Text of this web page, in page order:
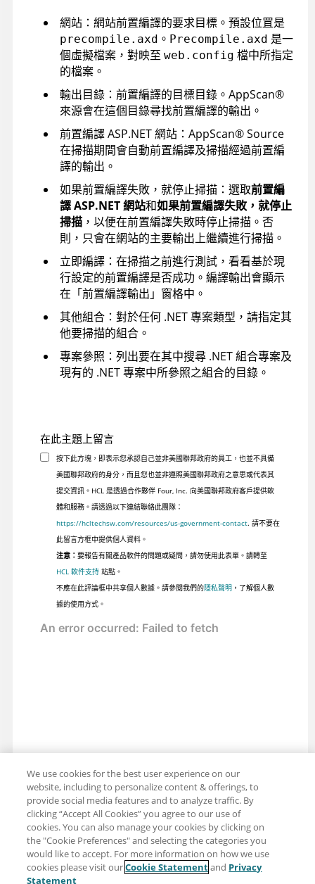
網站：網站前置編譯的要求目標。預設位罝是
precompile.axd 。 Precompile.axd 是一
個虛擬檔案，對映至 web.config 檔中所指定
的檔案。
輸出目錄：前置編譯的目標目錄。 AppScan®
來源會在這個目錄尋找前置編譯的輸出。
前置編譯 ASP.NET 網站： AppScan®Source
在掃描期間會自動前置編譯及掃描經過前置編
譯的輸出。
如果前置編譯失敗，就停止掃描：選取前置編
譯 ASP.NET 網站和如果前置編譯失敗，就停止
掃描 ，以便在前置編譯失敗時停止掃描。否
則，只會在網站的主要輸出上繼續進行掃描。
立即編譯：在掃描之前進行測試，看看基於現
行設定的前置編譯是否成功。編譯輸出會顯示
在「前置編譯輸出」窗格中。
其他組合：對於任何 .NET 專案類型，請指定其
他要掃描的組合。
專案參照：列出要在其中搜尋 .NET 組合專案及
現有的 .NET 專案中所參照之組合的目錄。
在此主題上留言
按下此方塊，即表示您承認自己並非美國聯邦政府的員工，也並不具備
美國聯邦政府的身分，而且您也並非遵照美國聯邦政府之意思或代表其
提交資訊。HCL 是透過合作夥伴 Four, Inc. 向美國聯邦政府客戶提供軟
體和服務。請透過以下連結聯絡此團隊：
https://hcltechsw.com/resources/us-government-contact. 請不要在
此留言方框中提供個人資料。
注意： 要報告有關產品軟件的問題或疑問，請勿使用此表單。請轉至
HCL 軟件支持站點。
不應在此評論框中共享個人數據。請參閱我們的隱私聲明 ，了解個人數
據的使用方式。
分享：電子郵件 推特
We use cookies for the best user experience on our
website, including to personalize content & offerings, to
provide social media features and to analyze traffic. By
clicking “Accept All Cookies” you agree to our use of
cookies. You can also manage your cookies by clicking on
the "Cookie Preferences" and selecting the categories you
would like to accept. For more information on how we use
cookies please visit ourCookie Statementand Privacy
Statement